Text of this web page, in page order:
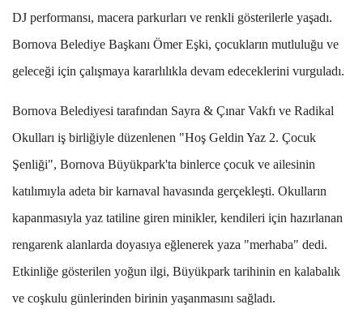
DJ performansı, macera parkurları ve renkli gösterilerle yaşadı.
Bornova Belediye Başkanı Ömer Eşki, çocukların mutluluğu ve
geleceği için çalışmaya kararlılıkla devam edeceklerini vurguladı.
Bornova Belediyesi tarafından Sayra & Çınar Vakfı ve Radikal
Okulları iş birliğiyle düzenlenen "Hoş Geldin Yaz 2. Çocuk
Şenliği", Bornova Büyükpark'ta binlerce çocuk ve ailesinin
katılımıyla adeta bir karnaval havasında gerçekleşti. Okulların
kapanmasıyla yaz tatiline giren minikler, kendileri için hazırlanan
rengarenk alanlarda doyasıya eğlenerek yaza "merhaba" dedi.
Etkinliğe gösterilen yoğun ilgi, Büyükpark tarihinin en kalabalık
ve coşkulu günlerinden birinin yaşanmasını sağladı.